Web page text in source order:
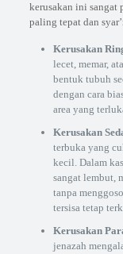
kerusakan ini sangat
paling tepat dan
Kerusakan
lecet, memar,
bentuk tubuh
dengan cara
area yang
Kerusakan
terbuka yang
kecil. Dalam
sangat lembut,
tanpa
tersisa tetap
Kerusakan
jenazah